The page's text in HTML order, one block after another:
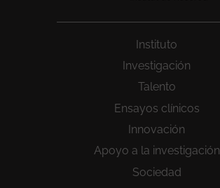
Instituto
Investigación
Talento
Ensayos clínicos
Innovación
Apoyo a la investigación
Sociedad